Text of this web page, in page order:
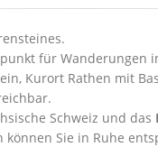
für Wanderungen
Kurort Rathen mit
Schweiz und das
Sie in Ruhe